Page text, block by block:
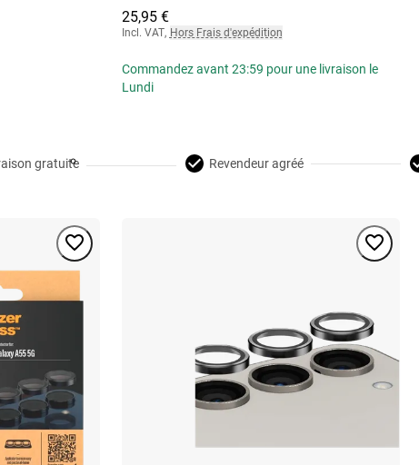
25,95 €
Incl. VAT, Hors Frais d'expédition
Commandez avant 23:59 pour une livraison le
Lundi
gratuite Revendeur agréé